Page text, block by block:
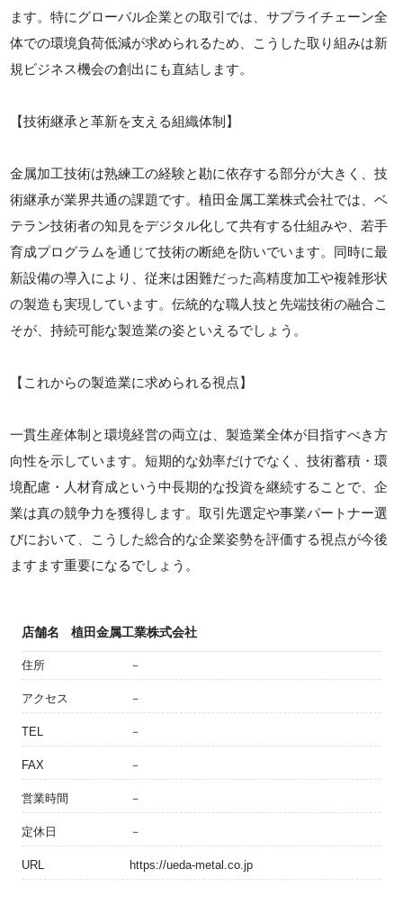
ます。特にグローバル企業との取引では、サプライチェーン全
体での環境負荷低減が求められるため、こうした取り組みは新
規ビジネス機会の創出にも直結します。
【技術継承と革新を支える組織体制】
金属加工技術は熟練工の経験と勘に依存する部分が大きく、技
術継承が業界共通の課題です。植田金属工業株式会社では、ベ
テラン技術者の知見をデジタル化して共有する仕組みや、若手
育成プログラムを通じて技術の断絶を防いでいます。同時に最
新設備の導入により、従来は困難だった高精度加工や複雑形状
の製造も実現しています。伝統的な職人技と先端技術の融合こ
そが、持続可能な製造業の姿といえるでしょう。
【これからの製造業に求められる視点】
一貫生産体制と環境経営の両立は、製造業全体が目指すべき方
向性を示しています。短期的な効率だけでなく、技術蓄積・環
境配慮・人材育成という中長期的な投資を継続することで、企
業は真の競争力を獲得します。取引先選定や事業パートナー選
びにおいて、こうした総合的な企業姿勢を評価する視点が今後
ますます重要になるでしょう。
店舗名 植田金属工業株式会社
住所 －
アクセス －
TEL －
FAX －
営業時間 －
定休日 －
URL https://ueda-metal.co.jp